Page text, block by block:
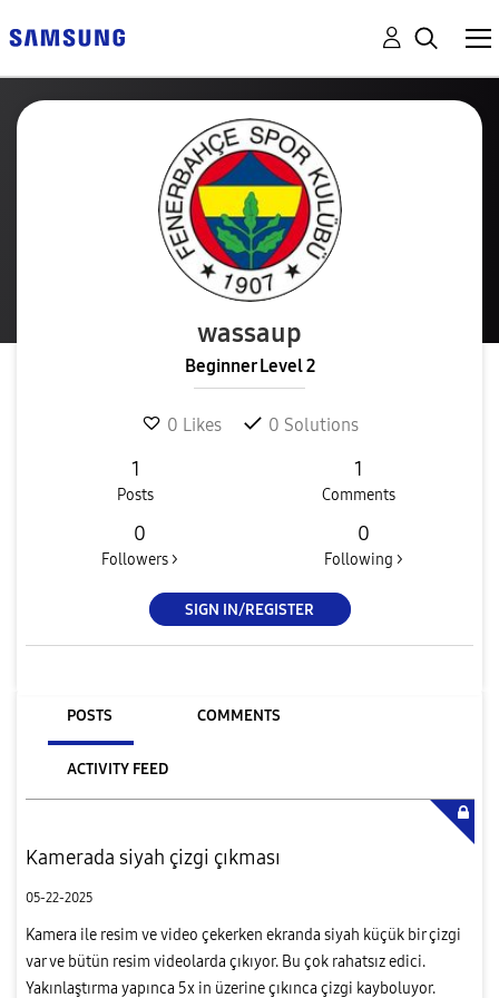
wassaup
Beginner Level 2
0 Likes 0 Solutions
1
Posts
1
Comments
0
Followers >
0
Following >
SIGN IN/REGISTER
POSTS COMMENTS
ACTIVITY FEED
Kamerada siyah çizgi çıkması
05-22-2025
Kamera ile resim ve video çekerken ekranda siyah küçük bir çizgi
var ve bütün resim videolarda çıkıyor. Bu çok rahatsız edici.
Yakınlaştırma yapınca 5x in üzerine çıkınca çizgi kayboluyor.